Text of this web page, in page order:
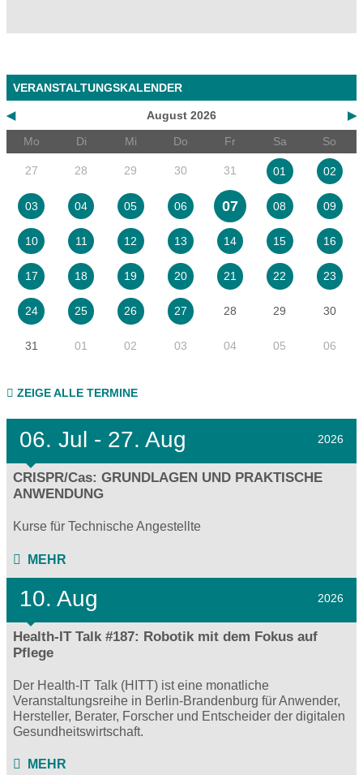
VERANSTALTUNGSKALENDER
◀ ▶
August 2026
Mo
Di Mi Do Fr Sa So
27 28 29 30 31 01 02
03 04 05 06 07 08 09
10 11 12 13 14 15 16
17 18 19 20 21 22 23
24 25 26 27 28 29 30
31 01 02 03 04 05 06
ZEIGE ALLE TERMINE
06. Jul - 27. Aug 2026
CRISPR/Cas: GRUNDLAGEN UND PRAKTISCHE
ANWENDUNG
Kurse für Technische Angestellte
MEHR
10. Aug 2026
Health-IT Talk #187: Robotik mit dem Fokus auf
Pflege
Der Health-IT Talk (HITT) ist eine monatliche
Veranstaltungsreihe in Berlin-Brandenburg für Anwender,
Hersteller, Berater, Forscher und Entscheider der digitalen
Gesundheitswirtschaft.
MEHR